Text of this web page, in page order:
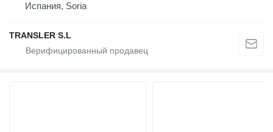
Испания, Soria
TRANSLER S.L